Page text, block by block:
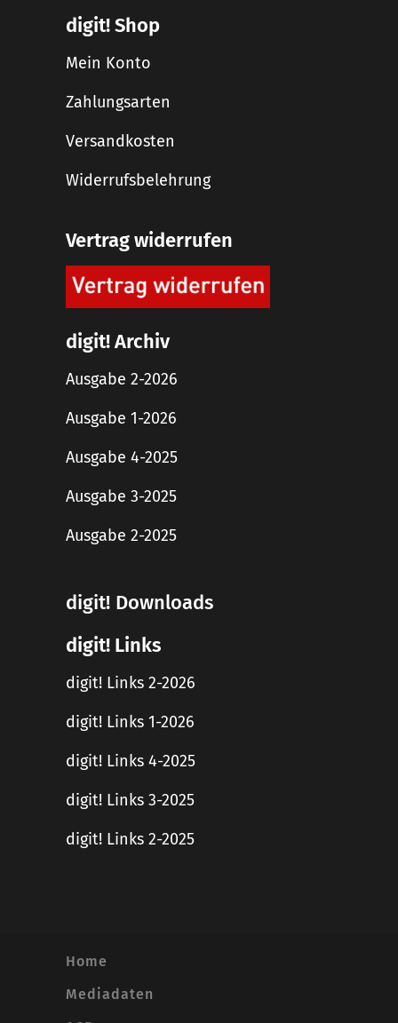
digit! Shop
Mein Konto
Zahlungsarten
Versandkosten
Widerrufsbelehrung
Vertrag widerrufen
digit! Archiv
Ausgabe 2-2026
Ausgabe 1-2026
Ausgabe 4-2025
Ausgabe 3-2025
Ausgabe 2-2025
digit! Downloads
digit! Links
digit! Links 2-2026
digit! Links 1-2026
digit! Links 4-2025
digit! Links 3-2025
digit! Links 2-2025
Home
Mediadaten